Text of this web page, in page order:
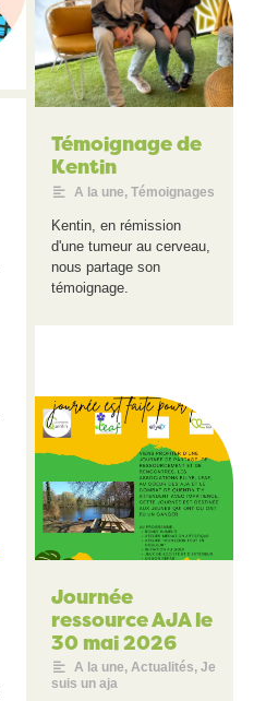
Témoignage de
Kentin
A la une,Témoignages
Kentin, en rémission
d'une tumeur au cerveau,
nous partage son
témoignage.
Journée
ressource AJA le
30 mai 2026
A la une,Actualités,Je
suis un aja